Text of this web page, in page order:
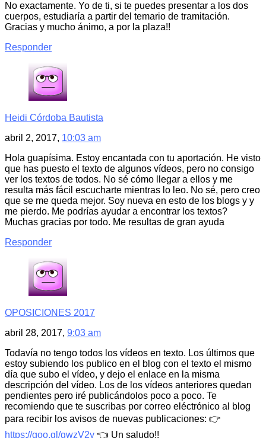
No exactamente. Yo de ti, si te puedes presentar a los dos
cuerpos, estudiaría a partir del temario de tramitación.
Gracias y mucho ánimo, a por la plaza!!
Responder
Heidi Córdoba Bautista
abril 2, 2017, 10:03 am
Hola guapísima. Estoy encantada con tu aportación. He visto
que has puesto el texto de algunos vídeos, pero no consigo
ver los textos de todos. No sé cómo llegar a ellos y me
resulta más fácil escucharte mientras lo leo. No sé, pero creo
que se me queda mejor. Soy nueva en esto de los blogs y y
me pierdo. Me podrías ayudar a encontrar los textos?
Muchas gracias por todo. Me resultas de gran ayuda
Responder
OPOSICIONES 2017
abril 28, 2017, 9:03 am
Todavía no tengo todos los vídeos en texto. Los últimos que
estoy subiendo los publico en el blog con el texto el mismo
día que subo el vídeo, y dejo el enlace en la misma
descripción del vídeo. Los de los vídeos anteriores quedan
pendientes pero iré publicándolos poco a poco. Te
recomiendo que te suscribas por correo eléctrónico al blog
para recibir los avisos de nuevas publicaciones: 👉
https://goo.gl/gwzV2y 👈 Un saludo!!